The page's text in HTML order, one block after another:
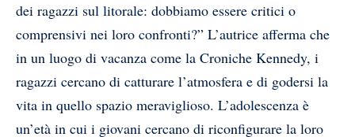
dei ragazzi sul litorale: dobbiamo essere critici o
comprensivi nei loro confronti?” L’autrice afferma che
in un luogo di vacanza come la Croniche Kennedy, i
ragazzi cercano di catturare l’atmosfera e di godersi la
vita in quello spazio meraviglioso. L’adolescenza è
un’età in cui i giovani cercano di riconfigurare la loro